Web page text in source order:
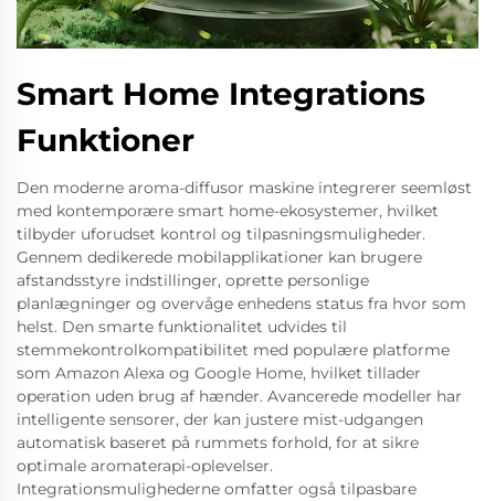
Smart Home Integrations
Funktioner
Den moderne aroma-diffusor maskine integrerer seemløst
med kontemporære smart home-ekosystemer, hvilket
tilbyder uforudset kontrol og tilpasningsmuligheder.
Gennem dedikerede mobilapplikationer kan brugere
afstandsstyre indstillinger, oprette personlige
planlægninger og overvåge enhedens status fra hvor som
helst. Den smarte funktionalitet udvides til
stemmekontrolkompatibilitet med populære platforme
som Amazon Alexa og Google Home, hvilket tillader
operation uden brug af hænder. Avancerede modeller har
intelligente sensorer, der kan justere mist-udgangen
automatisk baseret på rummets forhold, for at sikre
optimale aromaterapi-oplevelser.
Integrationsmulighederne omfatter også tilpasbare